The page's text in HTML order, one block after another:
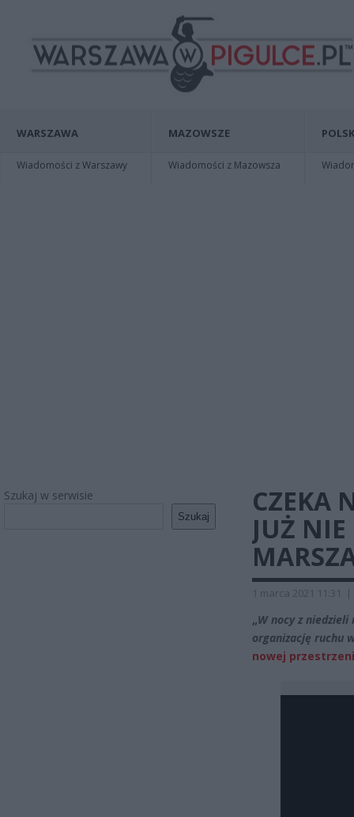
WARSZAWA
Wiadomości z Warszawy
MAZOWSZE
Wiadomości z Mazowsza
Szukaj w serwisie
Szukaj
CZEKA
JUŻ
1 marca 2021 11:31 |
„W nocy z
organizację ruchu
nowej